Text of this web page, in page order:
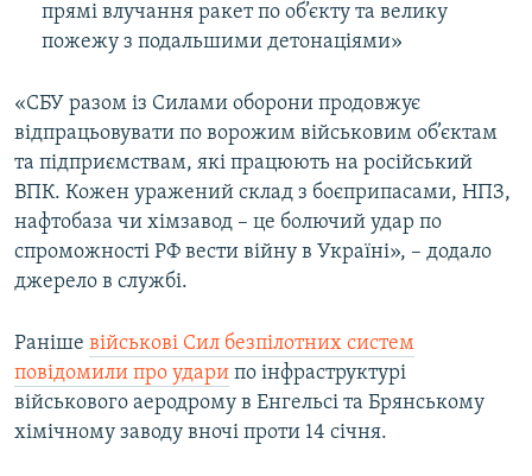
прямі влучання ракет по об’єкту та велику
пожежу з подальшими детонаціями»
«СБУ разом із Силами оборони продовжує
відпрацьовувати по ворожим військовим об’єктам
та підприємствам, які працюють на російський
ВПК. Кожен уражений склад з боєприпасами, НПЗ,
нафтобаза чи хімзавод – це болючий удар по
спроможності РФ вести війну в Україні», – додало
джерело в службі.
Раніше військові Сил безпілотних систем
повідомили про удари по інфраструктурі
військового аеродрому в Енгельсі та Брянському
хімічному заводу вночі проти 14 січня.